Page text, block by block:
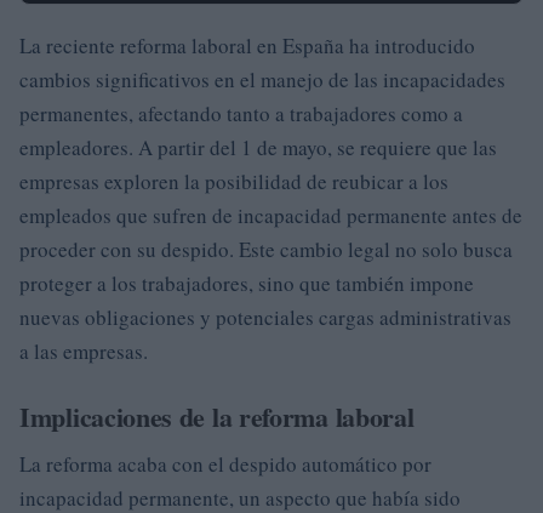
La reciente reforma laboral en España ha introducido
cambios significativos en el manejo de las incapacidades
permanentes, afectando tanto a trabajadores como a
empleadores. A partir del 1 de mayo, se requiere que las
empresas exploren la posibilidad de reubicar a los
empleados que sufren de incapacidad permanente antes de
proceder con su despido. Este cambio legal no solo busca
proteger a los trabajadores, sino que también impone
nuevas obligaciones y potenciales cargas administrativas
a las empresas.
Implicaciones de la reforma laboral
La reforma acaba con el despido automático por
incapacidad permanente, un aspecto que había sido